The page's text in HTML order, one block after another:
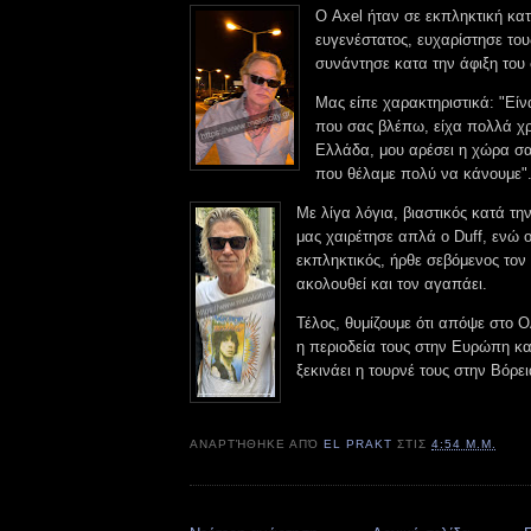
Ο Axel ήταν σε εκπληκτική
ευγενέστατος, ευχαρίστησε
συνάντησε κατα την άφιξη του
Μας είπε χαρακτηριστικά:
που σας βλέπω, είχα πολλά
Ελλάδα, μου αρέσει η χώρα
που θέλαμε πολύ να κάνουμε".
Με λίγα λόγια, βιαστικός κατά
μας χαιρέτησε απλά o Duff, ενώ
εκπληκτικός, ήρθε σεβόμενος
ακολουθεί και τον αγαπάει.
Τέλος, θυμίζουμε ότι απόψε στο
η περιοδεία τους στην Ευρώπη
ξεκινάει η τουρνέ τους στην
ΑΝΑΡΤΉΘΗΚΕ ΑΠΌEL PRAKT ΣΤΙΣ4:54 Μ.Μ.